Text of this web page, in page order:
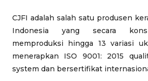
CJFI adalah salah satu produsen
Indonesia yang secara
memproduksi hingga 13 variasi
menerapkan ISO 9001: 2015
system dan bersertifikat